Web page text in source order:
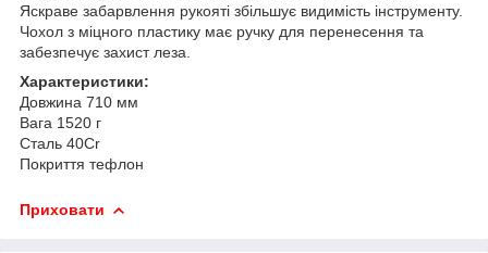
Яскраве забарвлення рукояті збільшує видимість інструменту.
Чохол з міцного пластику має ручку для перенесення та
забезпечує захист леза.
Характеристики:
Довжина 710 мм
Вага 1520 г
Сталь 40Сr
Покриття тефлон
Приховати